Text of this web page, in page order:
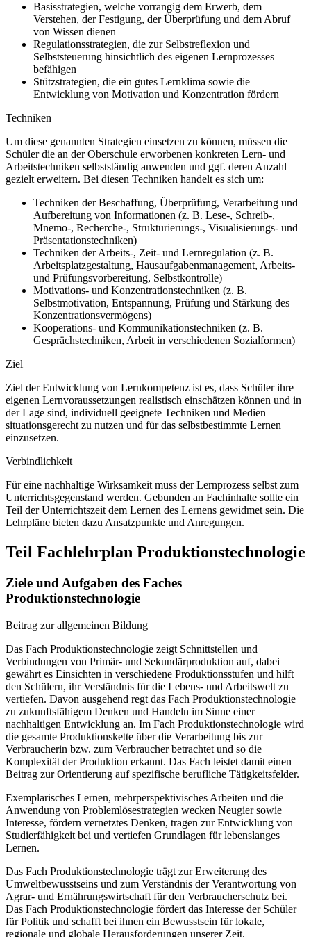
Basisstrategien, welche vorrangig dem Erwerb, dem
Verstehen, der Festigung, der Überprüfung und dem Abruf
von Wissen dienen
Regulationsstrategien, die zur Selbstreflexion und
Selbststeuerung hinsichtlich des eigenen Lernprozesses
befähigen
Stützstrategien, die ein gutes Lernklima sowie die
Entwicklung von Motivation und Konzentration fördern
Techniken
Um diese genannten Strategien einsetzen zu können, müssen die
Schüler die an der Oberschule erworbenen konkreten Lern- und
Arbeitstechniken selbstständig anwenden und ggf. deren Anzahl
gezielt erweitern. Bei diesen Techniken handelt es sich um:
Techniken der Beschaffung, Überprüfung, Verarbeitung und
Aufbereitung von Informationen (z. B. Lese-, Schreib-,
Mnemo-, Recherche-, Strukturierungs-, Visualisierungs- und
Präsentationstechniken)
Techniken der Arbeits-, Zeit- und Lernregulation (z. B.
Arbeitsplatzgestaltung, Hausaufgabenmanagement, Arbeits-
und Prüfungsvorbereitung, Selbstkontrolle)
Motivations- und Konzentrationstechniken (z. B.
Selbstmotivation, Entspannung, Prüfung und Stärkung des
Konzentrationsvermögens)
Kooperations- und Kommunikationstechniken (z. B.
Gesprächstechniken, Arbeit in verschiedenen Sozialformen)
Ziel
Ziel der Entwicklung von Lernkompetenz ist es, dass Schüler ihre
eigenen Lernvoraussetzungen realistisch einschätzen können und in
der Lage sind, individuell geeignete Techniken und Medien
situationsgerecht zu nutzen und für das selbstbestimmte Lernen
einzusetzen.
Verbindlichkeit
Für eine nachhaltige Wirksamkeit muss der Lernprozess selbst zum
Unterrichtsgegenstand werden. Gebunden an Fachinhalte sollte ein
Teil der Unterrichtszeit dem Lernen des Lernens gewidmet sein. Die
Lehrpläne bieten dazu Ansatzpunkte und Anregungen.
Teil Fachlehrplan Produktionstechnologie
Ziele und Aufgaben des Faches
Produktionstechnologie
Beitrag zur allgemeinen Bildung
Das Fach Produktionstechnologie zeigt Schnittstellen und
Verbindungen von Primär- und Sekundärproduktion auf, dabei
gewährt es Einsichten in verschiedene Produktionsstufen und hilft
den Schülern, ihr Verständnis für die Lebens- und Arbeitswelt zu
vertiefen. Davon ausgehend regt das Fach Produktionstechnologie
zu zukunftsfähigem Denken und Handeln im Sinne einer
nachhaltigen Entwicklung an. Im Fach Produktionstechnologie wird
die gesamte Produktionskette über die Verarbeitung bis zur
Verbraucherin bzw. zum Verbraucher betrachtet und so die
Komplexität der Produktion erkannt. Das Fach leistet damit einen
Beitrag zur Orientierung auf spezifische berufliche Tätigkeitsfelder.
Exemplarisches Lernen, mehrperspektivisches Arbeiten und die
Anwendung von Problemlösestrategien wecken Neugier sowie
Interesse, fördern vernetztes Denken, tragen zur Entwicklung von
Studierfähigkeit bei und vertiefen Grundlagen für lebenslanges
Lernen.
Das Fach Produktionstechnologie trägt zur Erweiterung des
Umweltbewusstseins und zum Verständnis der Verantwortung von
Agrar- und Ernährungswirtschaft für den Verbraucherschutz bei.
Das Fach Produktionstechnologie fördert das Interesse der Schüler
für Politik und schafft bei ihnen ein Bewusstsein für lokale,
regionale und globale Herausforderungen unserer Zeit.